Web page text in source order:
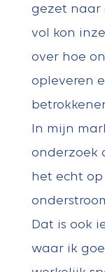
gezet naar
vol kon
over hoe
opleveren
In mijn
onderzoek
het echt
Dat is ook
waar ik